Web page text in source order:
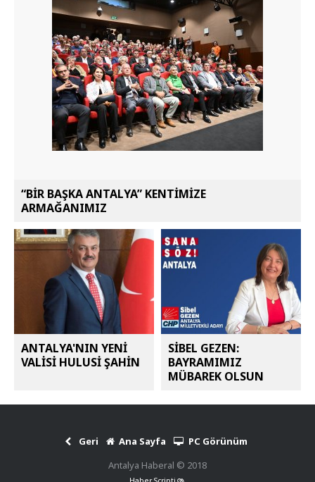
“BİR BAŞKA ANTALYA” KENTİMİZE
ARMAĞANIMIZ
ANTALYA'NIN YENİ
VALİSİ HULUSİ ŞAHİN
SİBEL GEZEN:
BAYRAMIMIZ
MÜBAREK OLSUN
Geri Ana Sayfa
PC Görünüm
Antalya Haberal © 2018